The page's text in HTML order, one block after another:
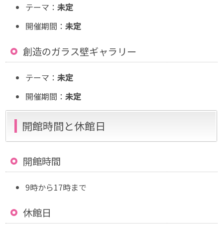
テーマ：未定
開催期間：未定
創造のガラス壁ギャラリー
テーマ：未定
開催期間：未定
開館時間と休館日
開館時間
9時から17時まで
休館日